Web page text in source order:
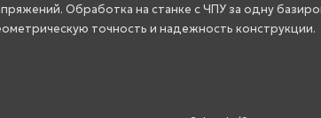
Обработка на станке с ЧПУ за одну
точность и надежность конструкции.